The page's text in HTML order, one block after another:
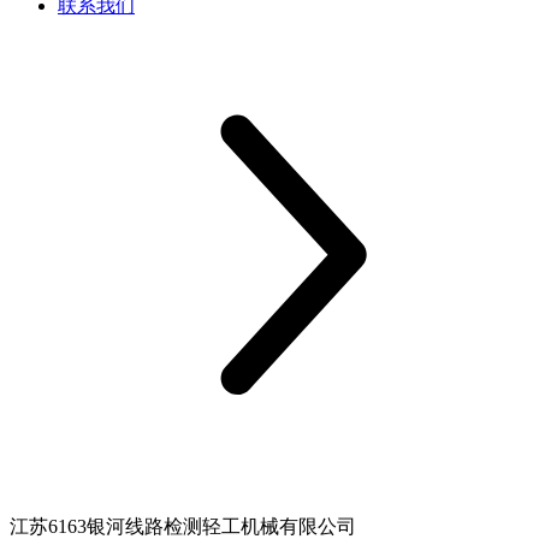
联系我们
江苏6163银河线路检测轻工机械有限公司